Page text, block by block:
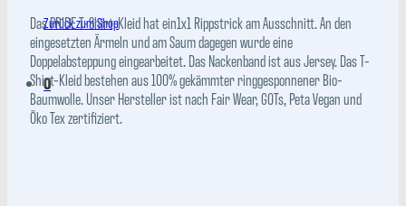
Zurück zum Shop
0
Das PRIDE T-Shirt-Kleid hat ein1x1 Rippstrick am Ausschnitt. An den
eingesetzten Ärmeln und am Saum dagegen wurde eine
Doppelabsteppung eingearbeitet. Das Nackenband ist aus Jersey. Das T-
Shirt-Kleid bestehen aus 100% gekämmter ringgesponnener Bio-
Baumwolle. Unser Hersteller ist nach Fair Wear, GOTs, Peta Vegan und
Öko Tex zertifiziert.